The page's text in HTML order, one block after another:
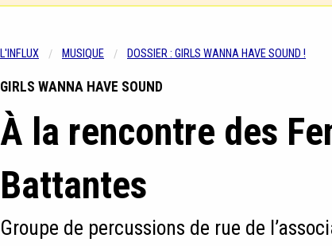
L'INFLUX MUSIQUE DOSSIER : GIRLS WANNA HAVE SOUND !
GIRLS WANNA HAVE SOUND
À la rencontre des
Battantes
Groupe de percussions de rue de